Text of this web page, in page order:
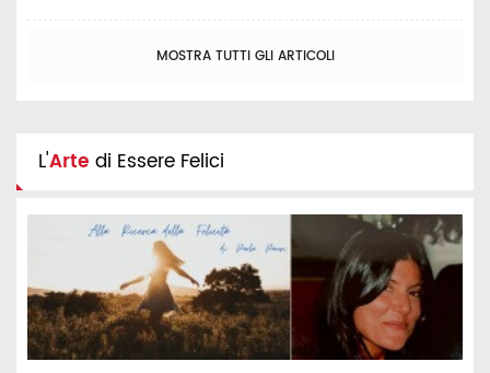
MOSTRA TUTTI GLI ARTICOLI
L'Arte di Essere Felici